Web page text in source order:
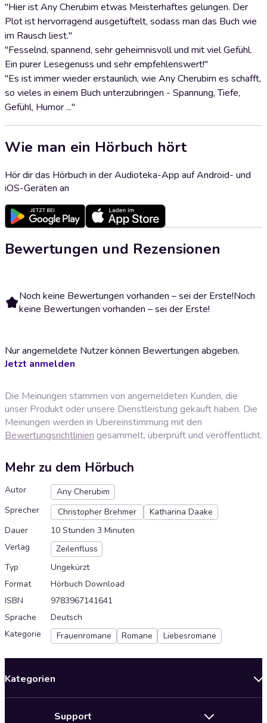
"Hier ist Any Cherubim etwas Meisterhaftes gelungen. Der
Plot ist hervorragend ausgetüftelt, sodass man das Buch wie
im Rausch liest."
"Fesselnd, spannend, sehr geheimnisvoll und mit viel Gefühl.
Ein purer Lesegenuss und sehr empfehlenswert!"
"Es ist immer wieder erstaunlich, wie Any Cherubim es schafft,
so vieles in einem Buch unterzubringen - Spannung, Tiefe,
Gefühl, Humor ..."
Wie man ein Hörbuch hört
Hör dir das Hörbuch in der Audioteka-App auf Android- und
iOS-Geräten an
Bewertungen und Rezensionen
Noch keine Bewertungen vorhanden – sei der Erste!Noch
keine Bewertungen vorhanden – sei der Erste!
Nur angemeldete Nutzer können Bewertungen abgeben.
Jetzt anmelden
Die Meinungen stammen von angemeldeten Kunden, die
unser Produkt oder unsere Dienstleistung gekauft haben. Die
Meinungen werden in Übereinstimmung mit den
Bewertungsrichtlinien gesammelt, überprüft und veröffentlicht.
Mehr zu dem Hörbuch
Autor
Any Cherubim
Sprecher
Christopher Brehmer
Katharina Daake
Dauer
10 Stunden 3 Minuten
Verlag
Zeilenfluss
Typ
Ungekürzt
Format
Hörbuch Download
ISBN
9783967141641
Sprache
Deutsch
Kategorie
Frauenromane Romane Liebesromane
Kategorien
Support